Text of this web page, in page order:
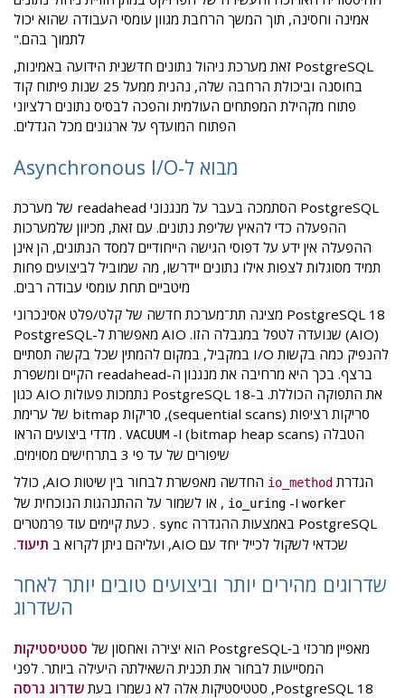
אמינה וחסינה, תוך המשך הרחבת מגוון עומסי העבודה שהוא יכול
לתמוך בהם."
PostgreSQL זאת מערכת ניהול נתונים חדשנית הידועה באמינות,
בחוסנה וביכולת הרחבה שלה, נהנית ממעל 25 שנות פיתוח קוד
פתוח מקהילת המפתחים העולמית והפכה לבסיס נתונים רלציוני
הפתוח המועדף על ארגונים מכל הגדלים.
מבוא ל‑Asynchronous I/O
PostgreSQL הסתמכה בעבר על מנגנוני readahead של מערכת
ההפעלה כדי להאיץ שליפת נתונים. עם זאת, מכיוון שלמערכות
ההפעלה אין ידע על דפוסי הגישה הייחודיים למסד הנתונים, הן אינן
תמיד מסוגלות לצפות אילו נתונים יידרשו, מה שמוביל לביצועים פחות
מיטביים תחת עומסי עבודה רבים.
PostgreSQL 18 מציגה תת־מערכת חדשה של קלט/פלט אסינכרוני
(AIO) שנועדה לטפל במגבלה הזו. AIO מאפשרת ל-PostgreSQL
להנפיק כמה בקשות I/O במקביל, במקום להמתין שכל בקשה תסתיים
ברצף. בכך היא מרחיבה את מנגנון ה-readahead הקיים ומשפרת
את התפוקה הכוללת. ב-PostgreSQL 18 נתמכות פעולות AIO כגון
סריקות רציפות (sequential scans), סריקות bitmap של ערימת
הטבלה (bitmap heap scans) ו-
VACUUM . מדדי ביצועים הראו
שיפורים של עד פי 3 בתרחישים מסוימים.
הגדרת io_method החדשה מאפשרת לבחור בין שיטות AIO, כולל
worker ו- io_uring , או לשמור על ההתנהגות הנוכחית של
PostgreSQL באמצעות ההגדרה
sync . כעת קיימים עוד פרמטרים
שכדאי לשקול לכייל יחד עם AIO, ועליהם ניתן לקרוא ב
תיעוד.
שדרוגים מהירים יותר וביצועים טובים יותר לאחר
השדרוג
מאפיין מרכזי ב‑PostgreSQL הוא יצירה ואחסון של
סטטיסטיקות
המסייעות לבחור את תכנית השאילתה היעילה ביותר. לפני
PostgreSQL 18, סטטיסטיקות אלה לא נשמרו בעת
שדרוג גרסה